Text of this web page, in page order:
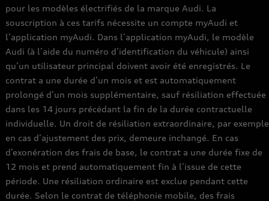
pour les modèles électrifiés de la marque Audi. La
souscription à ces tarifs nécessite un compte myAudi et
l’application myAudi. Dans l’application myAudi, le modèle
Audi (à l’aide du numéro d’identification du véhicule) ainsi
qu’un utilisateur principal doivent avoir été enregistrés. Le
contrat a une durée d’un mois et est automatiquement
prolongé d’un mois supplémentaire, sauf résiliation effectuée
dans les 14 jours précédant la fin de la durée contractuelle
individuelle. Un droit de résiliation extraordinaire, par exemple
en cas d’ajustement des prix, demeure inchangé. En cas
d’exonération des frais de base, le contrat a une durée fixe de
12 mois et prend automatiquement fin à l’issue de cette
période. Une résiliation ordinaire est exclue pendant cette
durée. Selon le contrat de téléphonie mobile, des frais